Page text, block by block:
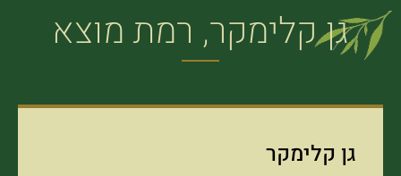
גן קלימקר, רמת מוצא
גן קלימקר